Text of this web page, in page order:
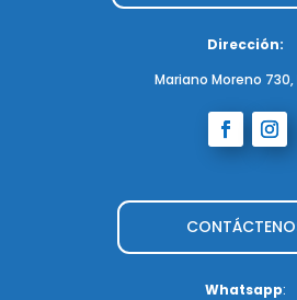
Dirección:
Mariano Moreno 730,
Whatsapp: